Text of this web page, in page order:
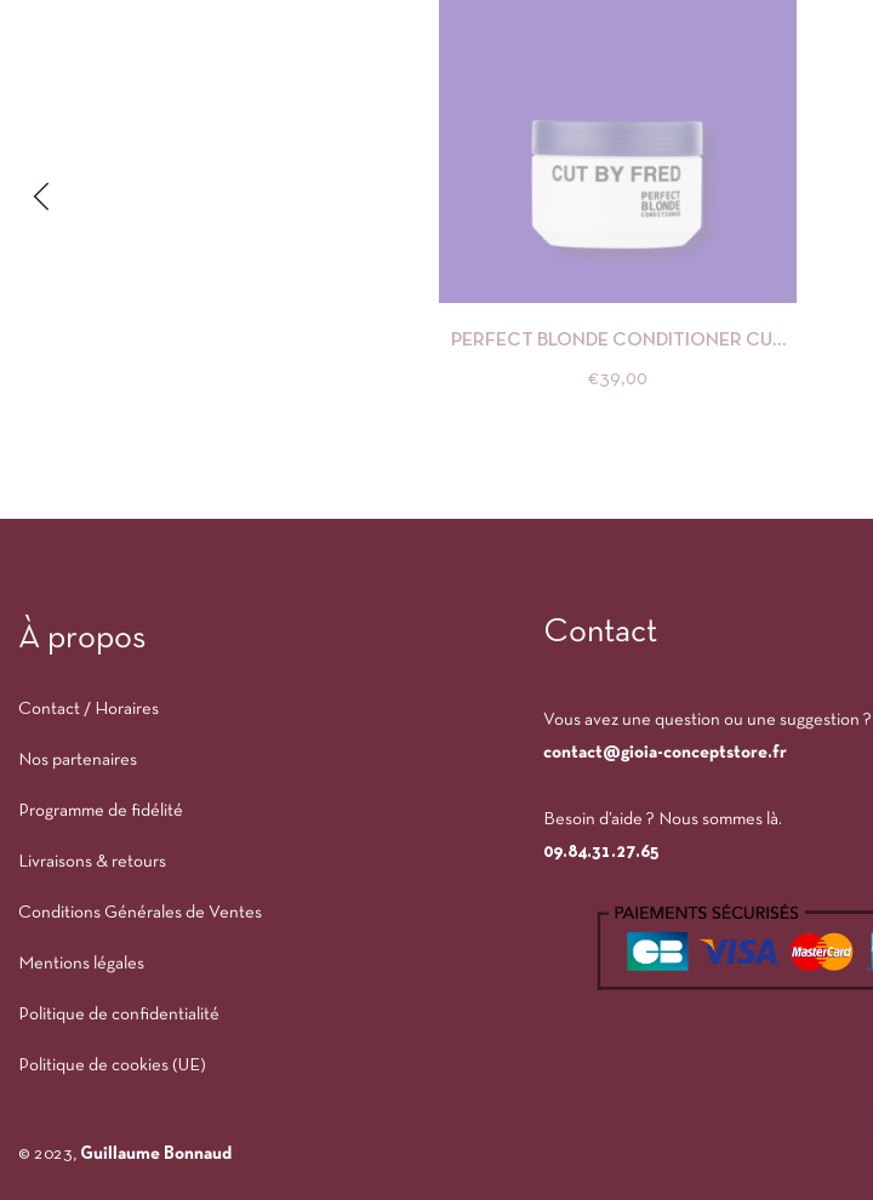
PERFECT BLONDE CONDITIONER CUT
€39,00
À propos
Contact / Horaires
Nos partenaires
Programme de fidélité
Livraisons & retours
Conditions Générales de Ventes
Mentions légales
Politique de confidentialité
Politique de cookies (UE)
Contact
Vous avez une question ou une suggestion ?
contact@gioia-conceptstore.fr
Besoin d’aide ? Nous sommes là.
09.84.31.27.65
© 2023, Guillaume Bonnaud